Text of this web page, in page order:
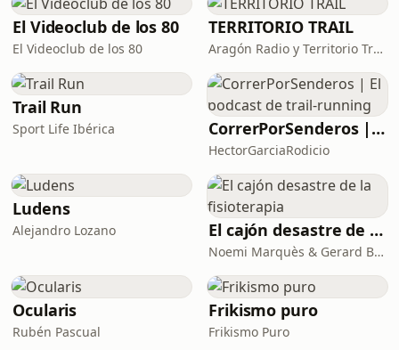
El Videoclub de los 80
El Videoclub de los 80
TERRITORIO TRAIL
Aragón Radio y Territorio Trail Media
Trail Run
Sport Life Ibérica CorrerPorSenderos | El podcast de trail-running
HectorGarciaRodicio
Ludens
Alejandro Lozano El cajón desastre de la fisioterapia
Noemi Marquès & Gerard Berenguer
Ocularis
Rubén Pascual
Frikismo puro
Frikismo Puro